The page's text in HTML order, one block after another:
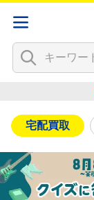
宅配買取